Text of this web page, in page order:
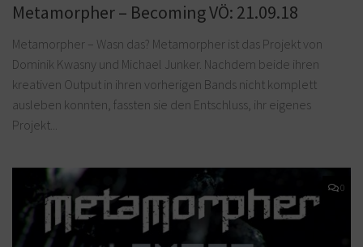
Metamorpher – Becoming VÖ: 21.09.18
Metamorpher – Wasn das? Metamorpher ist das Projekt von
Dominik Kwasny und Michael Junker. Nachdem beide ihren
kreativen Output in ihren vorherigen Bands nicht komplett
ausleben konnten, fassten sie den Entschluss, ihr eigenes
Projekt...
0